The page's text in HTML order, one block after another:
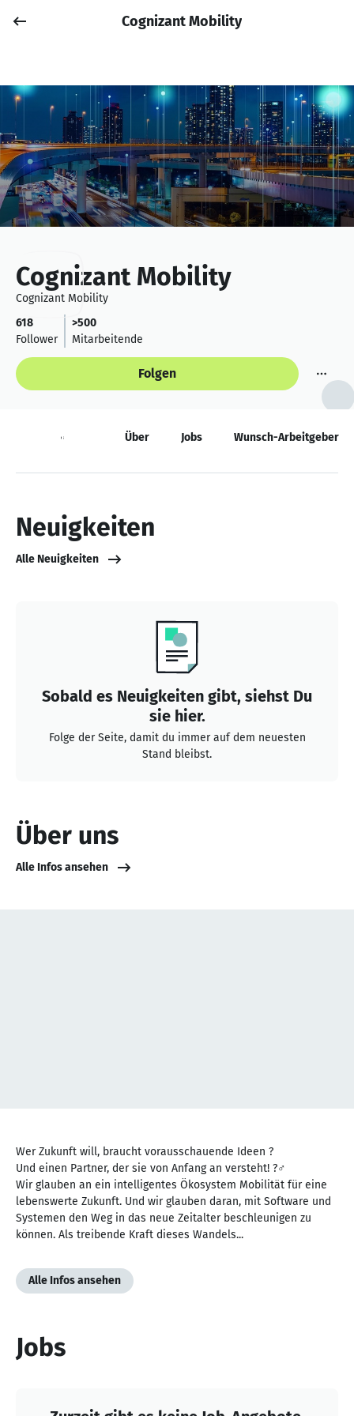
Anmelden
Cognizant Mobility
Cognizant Mobility
Cognizant Mobility
618
Follower
>500
Mitarbeitende
Folgen
Neuigkeiten Über Jobs Wunsch-Arbeitgeber
Neuigkeiten
Alle Neuigkeiten
Sobald es Neuigkeiten gibt, siehst Du
sie hier.
Folge der Seite, damit du immer auf dem neuesten
Stand bleibst.
Über uns
Alle Infos ansehen
von
NaN
Wer Zukunft will, braucht vorausschauende Ideen ?
Und einen Partner, der sie von Anfang an versteht! ?‍♂️
Wir glauben an ein intelligentes Ökosystem Mobilität für eine
lebenswerte Zukunft. Und wir glauben daran, mit Software und
Systemen den Weg in das neue Zeitalter beschleunigen zu
können. Als treibende Kraft dieses Wandels...
Alle Infos ansehen
Jobs